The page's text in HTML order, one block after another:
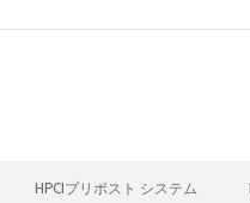
HPCIプリポスト システム